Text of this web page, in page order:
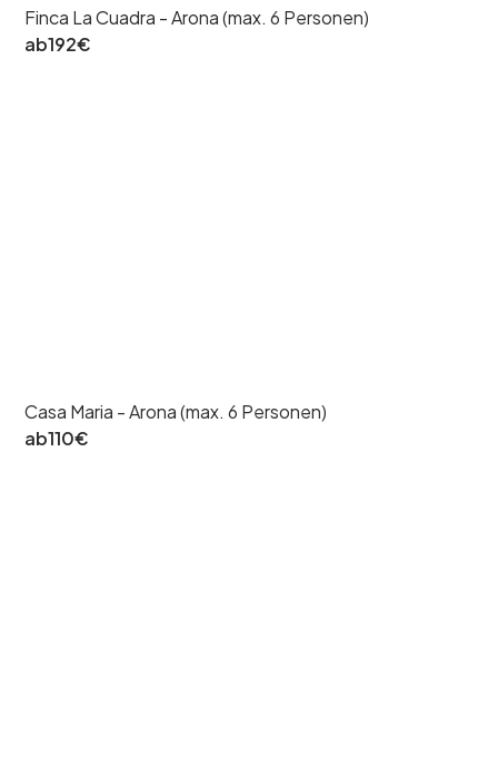
Finca La Cuadra - Arona (max. 6 Personen)
ab192€
Casa Maria - Arona (max. 6 Personen)
ab110€